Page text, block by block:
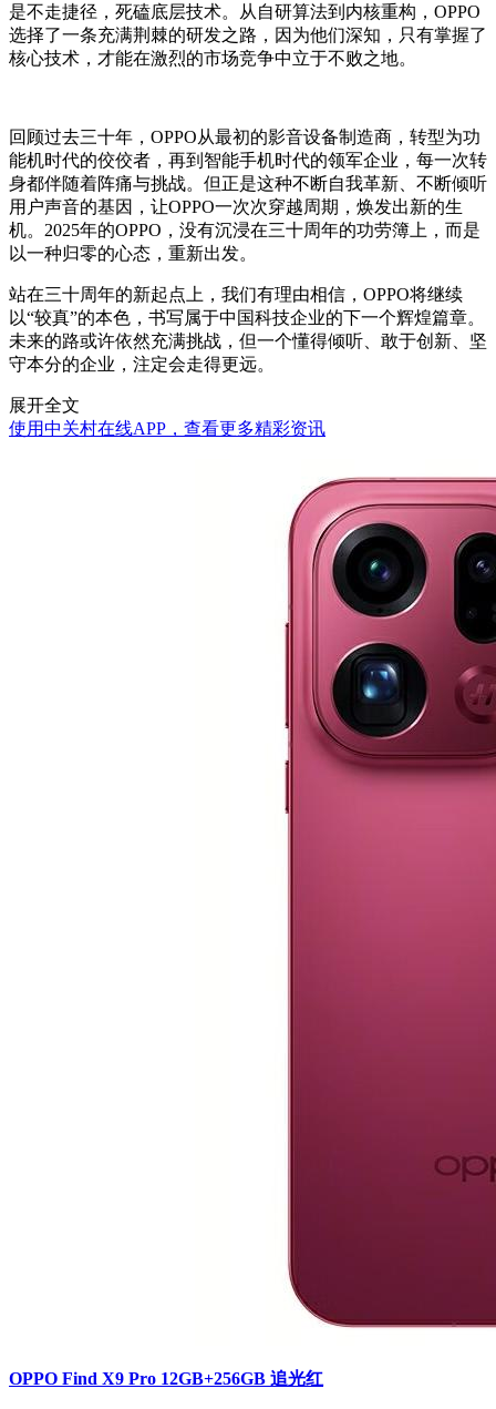
是不走捷径，死磕底层技术。从自研算法到内核重构，OPPO
选择了一条充满荆棘的研发之路，因为他们深知，只有掌握了
核心技术，才能在激烈的市场竞争中立于不败之地。
回顾过去三十年，OPPO从最初的影音设备制造商，转型为功
能机时代的佼佼者，再到智能手机时代的领军企业，每一次转
身都伴随着阵痛与挑战。但正是这种不断自我革新、不断倾听
用户声音的基因，让OPPO一次次穿越周期，焕发出新的生
机。2025年的OPPO，没有沉浸在三十周年的功劳簿上，而是
以一种归零的心态，重新出发。
站在三十周年的新起点上，我们有理由相信，OPPO将继续
以“较真”的本色，书写属于中国科技企业的下一个辉煌篇章。
未来的路或许依然充满挑战，但一个懂得倾听、敢于创新、坚
守本分的企业，注定会走得更远。
展开全文
使用中关村在线APP，查看更多精彩资讯
OPPO Find X9 Pro 12GB+256GB 追光红